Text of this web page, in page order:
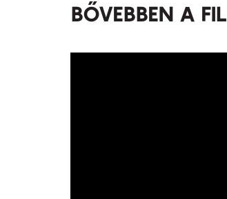
BŐVEBBEN A